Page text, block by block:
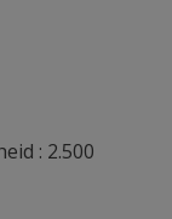
: 2.500